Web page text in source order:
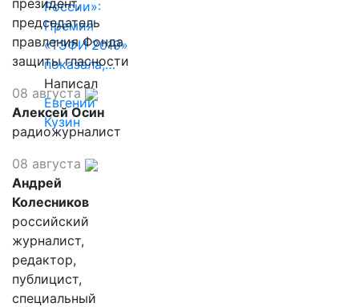
России»:
Премия
«ТЭФИ 2019»
показала,…
Написал
Евгений
Кузин
президент,
председатель
правления Фонда
защиты гласности
08 августа
Алексей Осин
радиожурналист
08 августа
Андрей
Колесников
российский
журналист,
редактор,
публицист,
специальный